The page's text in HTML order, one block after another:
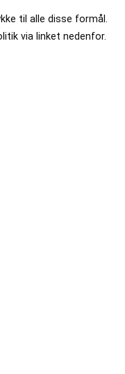
til alle disse formål.
via linket nedenfor.